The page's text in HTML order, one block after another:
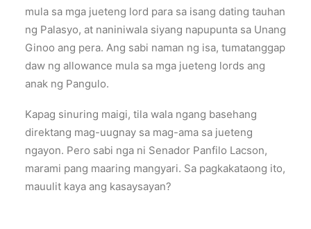
mula sa mga jueteng lord para sa isang dating tauhan
ng Palasyo, at naniniwala siyang napupunta sa Unang
Ginoo ang pera. Ang sabi naman ng isa, tumatanggap
daw ng allowance mula sa mga jueteng lords ang
anak ng Pangulo.
Kapag sinuring maigi, tila wala ngang basehang
direktang mag-uugnay sa mag-ama sa jueteng
ngayon. Pero sabi nga ni Senador Panfilo Lacson,
marami pang maaring mangyari. Sa pagkakataong ito,
mauulit kaya ang kasaysayan?